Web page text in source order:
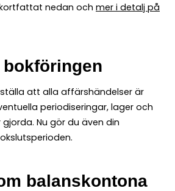
nedan och mer i detalj på
bokföringen
att alla affärshändelser är
periodiseringar, lager och
Nu gör du även din
balanskontona